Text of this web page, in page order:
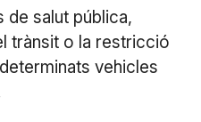
salut pública,
trànsit o la restricció
vehicles